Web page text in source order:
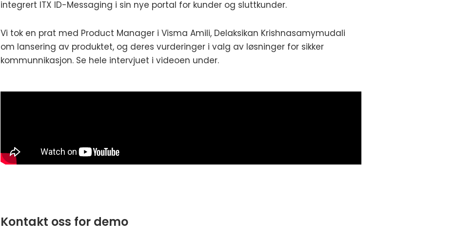
integrert ITX ID-Messaging i sin nye portal for kunder og sluttkunder.
Vi tok en prat med Product Manager i Visma Amili, Delaksikan Krishnasamymudali
om lansering av produktet, og deres vurderinger i valg av løsninger for sikker
kommunnikasjon. Se hele intervjuet i videoen under.
Kontakt oss for demo